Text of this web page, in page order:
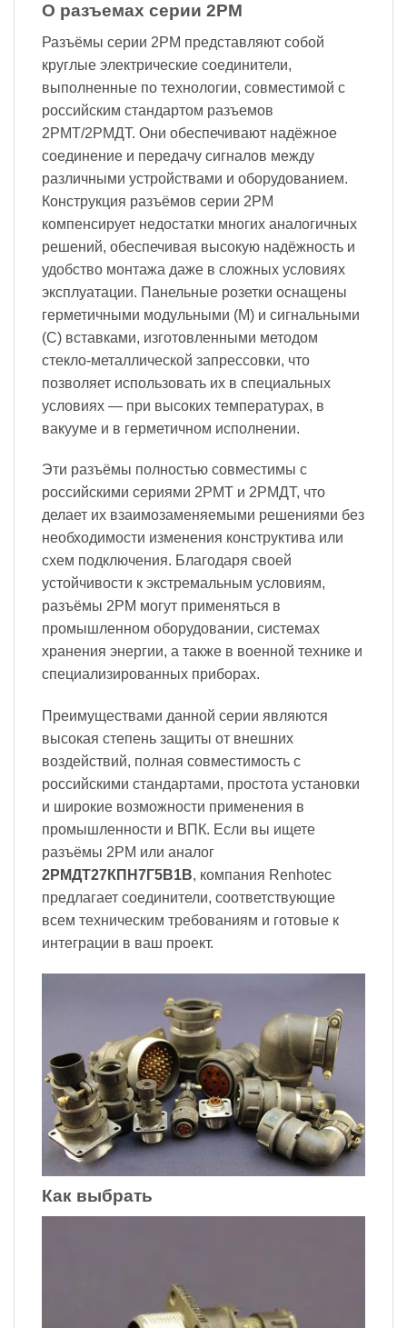
О разъемах серии 2PM
Разъёмы серии 2PM представляют собой
круглые электрические соединители,
выполненные по технологии, совместимой с
российским стандартом разъемов
2РМТ/2РМДТ. Они обеспечивают надёжное
соединение и передачу сигналов между
различными устройствами и оборудованием.
Конструкция разъёмов серии 2PM
компенсирует недостатки многих аналогичных
решений, обеспечивая высокую надёжность и
удобство монтажа даже в сложных условиях
эксплуатации. Панельные розетки оснащены
герметичными модульными (М) и сигнальными
(С) вставками, изготовленными методом
стекло-металлической запрессовки, что
позволяет использовать их в специальных
условиях — при высоких температурах, в
вакууме и в герметичном исполнении.
Эти разъёмы полностью совместимы с
российскими сериями 2РМТ и 2РМДТ, что
делает их взаимозаменяемыми решениями без
необходимости изменения конструктива или
схем подключения. Благодаря своей
устойчивости к экстремальным условиям,
разъёмы 2PM могут применяться в
промышленном оборудовании, системах
хранения энергии, а также в военной технике и
специализированных приборах.
Преимуществами данной серии являются
высокая степень защиты от внешних
воздействий, полная совместимость с
российскими стандартами, простота установки
и широкие возможности применения в
промышленности и ВПК. Если вы ищете
разъёмы 2PM или аналог
2РМДТ27КПН7Г5В1В, компания Renhotec
предлагает соединители, соответствующие
всем техническим требованиям и готовые к
интеграции в ваш проект.
Как выбрать